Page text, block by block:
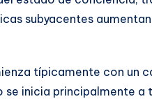
subyacentes
típicamente con un
inicia principalmente a